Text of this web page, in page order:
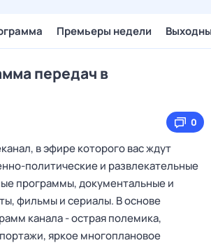
Премьеры недели
передач в
0
в эфире которого вас ждут
политические и развлекательные
программы, документальные и
фильмы и сериалы. В основе
канала - острая полемика,
яркое многоплановое